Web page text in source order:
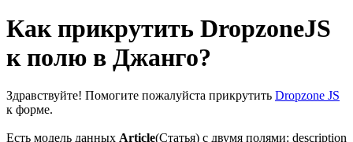
Как прикрутить DropzoneJS
к полю в Джанго?
Здравствуйте! Помогите пожалуйста прикрутить Dropzone JS
к форме.
Есть модель данных Article(Cтатья) c двумя полями: description